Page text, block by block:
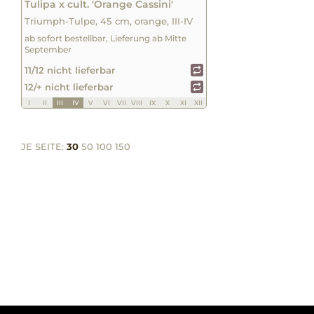
Tulipa x cult. 'Orange Cassini'
Triumph-Tulpe, 45 cm, orange, III-IV
ab sofort bestellbar, Lieferung ab Mitte
September
11/12 nicht lieferbar
12/+ nicht lieferbar
I II III IV V VI VII VIII IX X XI XII
JE SEITE: 30 50 100 150